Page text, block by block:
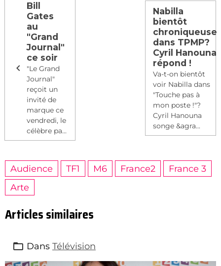
Bill
Gates
au
"Grand
Journal"
ce soir
"Le Grand
Journal"
reçoit un
invité de
marque ce
vendredi, le
célèbre pa...
Nabilla
bientôt
chroniqueuse
dans TPMP?
Cyril Hanouna
répond !
Va-t-on bientôt
voir Nabilla dans
"Touche pas à
mon poste !"?
Cyril Hanouna
songe &agra...
Audience TF1 M6 France2
France 3
Arte
Articles similaires
Dans Télévision